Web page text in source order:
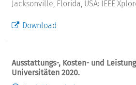
Jacksonville, Florida, USA: IEEE
Download
Ausstattungs-, Kosten- und
Universitäten 2020.